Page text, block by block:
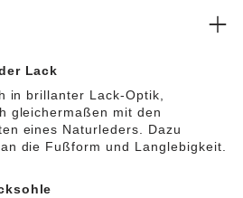
Lack
in brillanter Lack-Optik,
gleichermaßen mit den
eines Naturleders. Dazu
die Fußform und Langlebigkeit.